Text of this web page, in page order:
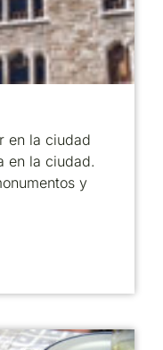
en la ciudad
en la ciudad.
y